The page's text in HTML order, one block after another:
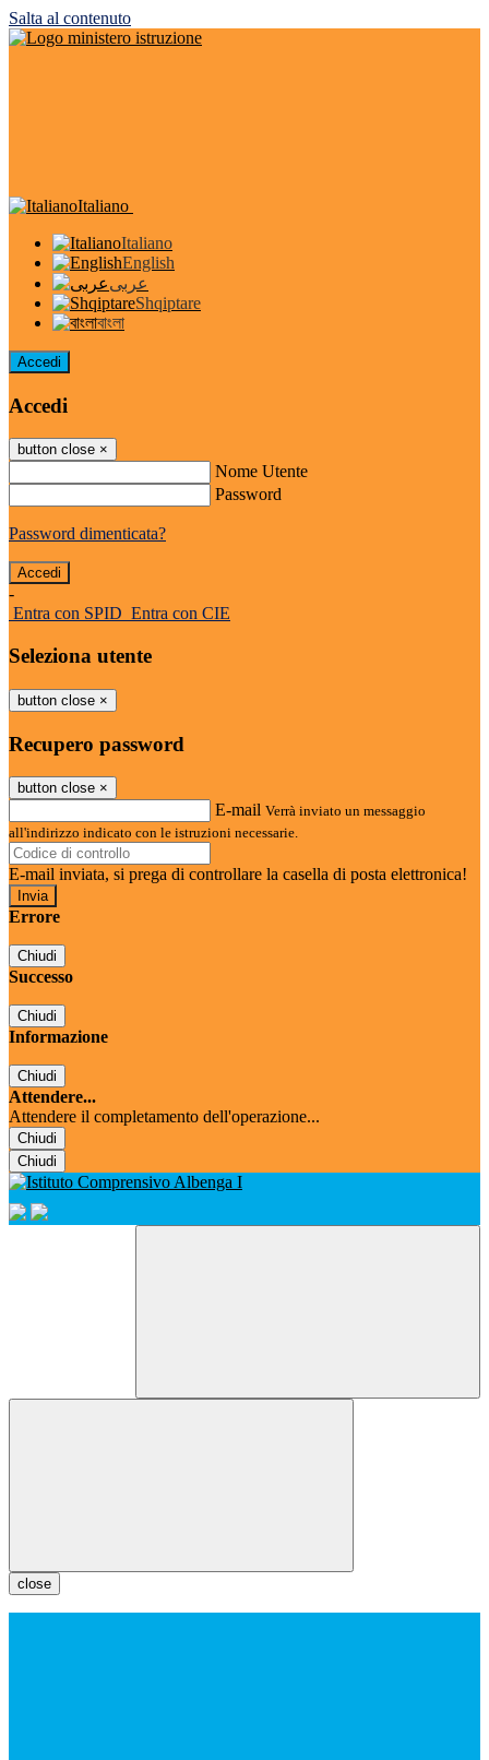
Salta al contenuto
Italiano
Italiano
English
عربى
Shqiptare
বাংলা
Accedi
Accedi
button close ×
Nome Utente
Password
Password dimenticata?
-
Entra con SPID Entra con CIE
Seleziona utente
button close ×
Recupero password
button close ×
E-mail Verrà inviato un messaggio
all'indirizzo indicato con le istruzioni necessarie.
E-mail inviata, si prega di controllare la casella di posta elettronica!
Errore
Chiudi
Successo
Chiudi
Informazione
Chiudi
Attendere...
Attendere il completamento dell'operazione...
Chiudi
Chiudi
close